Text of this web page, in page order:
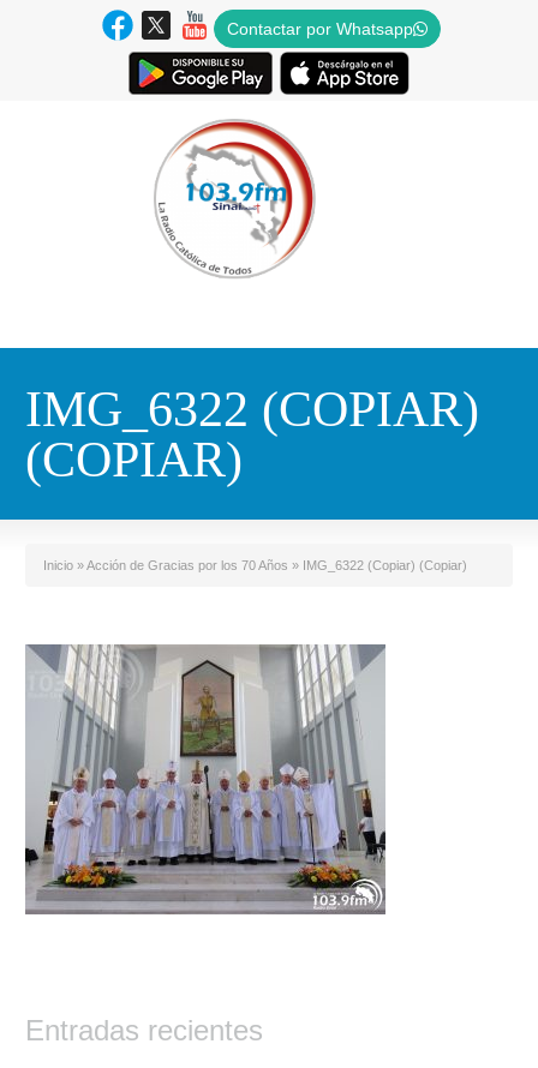
Contactar por Whatsapp
IMG_6322 (COPIAR)
(COPIAR)
Inicio »Acción de Gracias por los 70 Años » IMG_6322 (Copiar) (Copiar)
Entradas recientes